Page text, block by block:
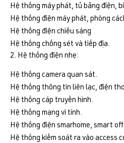
Hệ thống máy phát, tủ bảng điện,
Hệ thống điện máy phát, phòng
Hệ thống điện chiếu sáng
Hệ thống chống sét và tiếp địa.
2. Hệ thống điện nhẹ:
Hệ thống camera quan sát.
Hệ thống thông tin liên lạc, điện
Hệ thống cáp truyền hình.
Hệ thống mạng vi tính.
Hệ thống điện smarhome, smart
Hệ thống kiểm soát ra vào access